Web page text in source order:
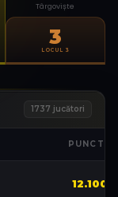
Târgoviște
3
LOCUL 3
1737 jucători
PUNCTE
12.100